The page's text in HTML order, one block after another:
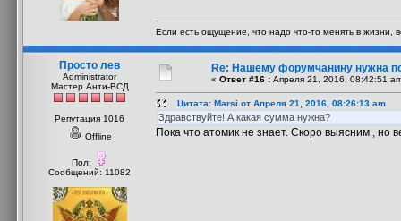
Если есть ощущение, что надо что-то менять в жизни,
Просто лев
Administrator
Мастер Анти-ВСД
Репутация 1016
Offline
Пол:
Сообщений: 11082
Re: Нашему форумчанину нужна
« Ответ #16 : Апреля 21, 2016, 08:42:51
Цитата: Marsi от Апреля 21, 2016, 08:26:13 am
Здравствуйте! А какая сумма нужна?
Пока что атомик не знает. Скоро выясним ,